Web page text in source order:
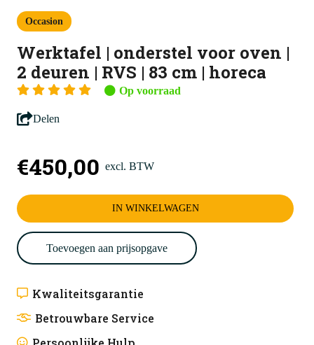
Occasion
Werktafel | onderstel voor oven |
2 deuren | RVS | 83 cm | horeca
Op voorraad
Delen
€450,00 excl. BTW
IN WINKELWAGEN
Toevoegen aan prijsopgave
Kwaliteitsgarantie
Betrouwbare Service